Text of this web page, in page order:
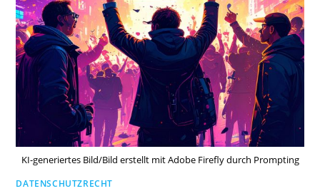
KI-generiertes Bild/Bild erstellt mit Adobe Firefly durch Prompting
DATENSCHUTZRECHT